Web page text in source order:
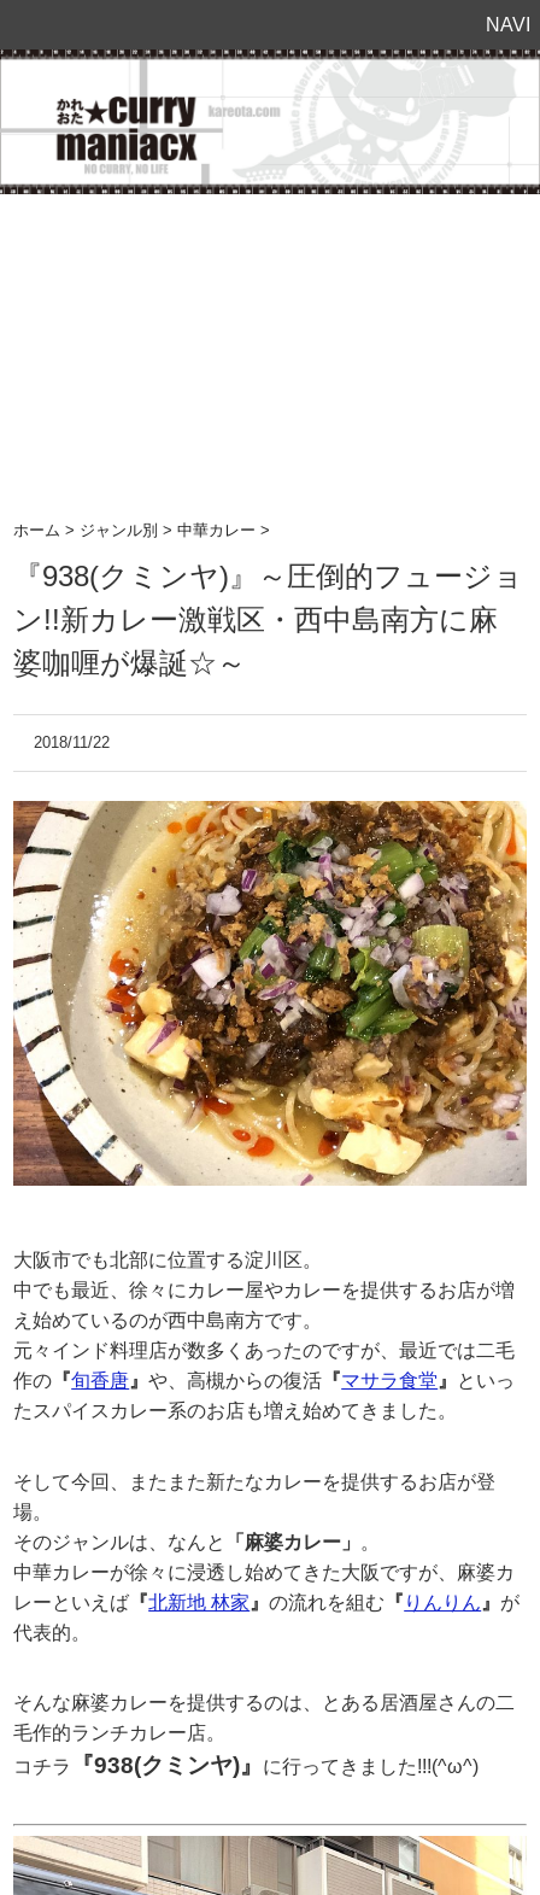
NAVI
ホーム > ジャンル別 >中華カレー >
『938(クミンヤ)』～圧倒的フュージョ
ン!!新カレー激戦区・西中島南方に麻
婆咖喱が爆誕☆～
2018/11/22
大阪市でも北部に位置する淀川区。
中でも最近、徐々にカレー屋やカレーを提供するお店が増
え始めているのが西中島南方です。
元々インド料理店が数多くあったのですが、最近では二毛
作の 『旬香唐 』や、高槻からの復活 『マサラ食堂 』
といっ
たスパイスカレー系のお店も増え始めてきました。
そして今回、またまた新たなカレーを提供するお店が登
場。
そのジャンルは、なんと
「麻婆カレー」
。
中華カレーが徐々に浸透し始めてきた大阪ですが、麻婆カ
レーといえば 『北新地 林家 』の流れを組む 『 りんりん 』 が
代表的。
そんな麻婆カレーを提供するのは、とある居酒屋さんの二
毛作的ランチカレー店。
コチラ
『938(クミンヤ)』 に行ってきました!!!(^ω^)